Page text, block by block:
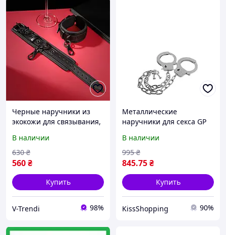
Черные наручники из
экокожи для связывания,
В наличии
560₴
630 ₴
Купить
V-Trendi 98%
Металлические
наручники для секса GP
CHAIN AllInOne -market-
without-queues-
В наличии
845.75₴
995 ₴
Купить
KissShopping 90%